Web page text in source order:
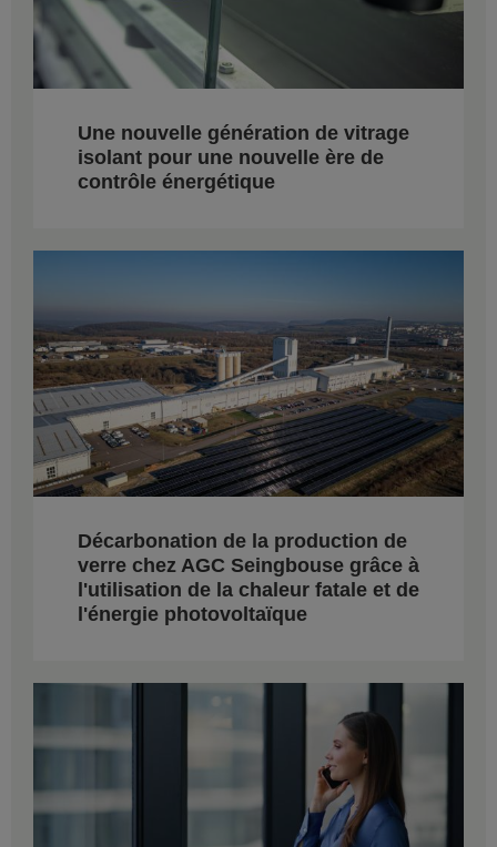
Une nouvelle génération de vitrage
isolant pour une nouvelle ère de
contrôle énergétique
Décarbonation de la production de
verre chez AGC Seingbouse grâce à
l'utilisation de la chaleur fatale et de
l'énergie photovoltaïque